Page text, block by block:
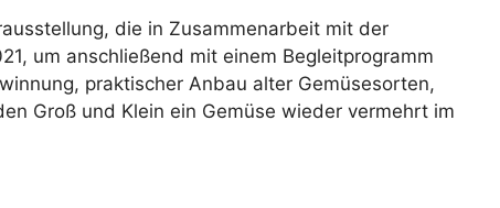
die in Zusammenarbeit mit der
um anschließend mit einem Begleitprogramm
praktischer Anbau alter Gemüsesorten,
Groß und Klein ein Gemüse wieder vermehrt im